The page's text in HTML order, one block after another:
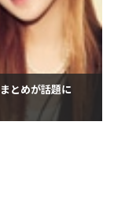
とめが話題に